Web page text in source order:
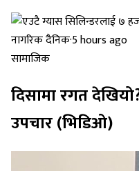
नागरिक दैनिक·5 hours ago
सामाजिक
दिसामा रगत
उपचार (भिडिओ)